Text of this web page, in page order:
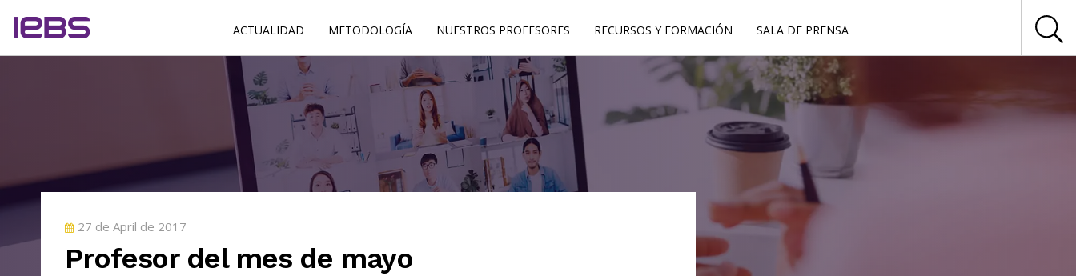
ACTUALIDAD METODOLOGÍA NUESTROS PROFESORES RECURSOS Y FORMACIÓN SALA DE PRENSA
POSTED
ON
27 de April de 2017
Profesor del mes de mayo